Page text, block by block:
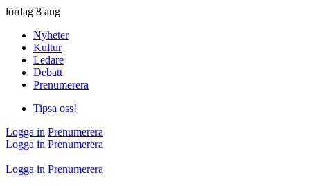
lördag 8 aug
Nyheter
Kultur
Ledare
Debatt
Prenumerera
Tipsa oss!
Logga in Prenumerera
Logga in Prenumerera
Logga in Prenumerera